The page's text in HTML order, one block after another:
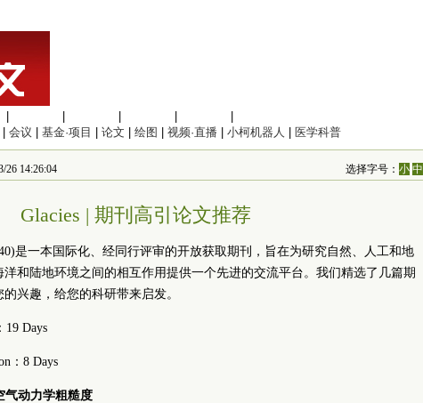
会议 基金·项目 论文 绘图 视频·直播 小柯机器人 医学科普
26 14:26:04 选择字号：小 中
Glacies | 期刊高引论文推荐
是一本国际化、经同行评审的开放获取期刊，旨在为研究自然、人工和地
和陆地环境之间的相互作用提供一个先进的交流平台。我们精选了几篇期
兴趣，给您的科研带来启发。
19 Days
：8 Days
气动力学粗糙度